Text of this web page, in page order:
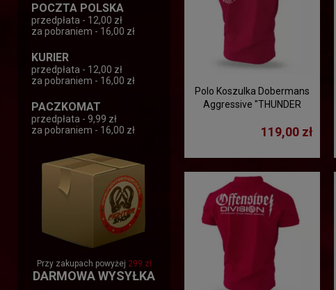
POCZTA POLSKA
przedpłata - 12,00 zł
za pobraniem - 16,00 zł
KURIER
przedpłata - 12,00 zł
za pobraniem - 16,00 zł
PACZKOMAT
przedpłata - 9,99 zł
za pobraniem - 16,00 zł
Przy zakupach powyżej 299 zł
DARMOWA WYSYŁKA
Polo Koszulka Dobermans
Aggressive "THUNDER
119,00 zł